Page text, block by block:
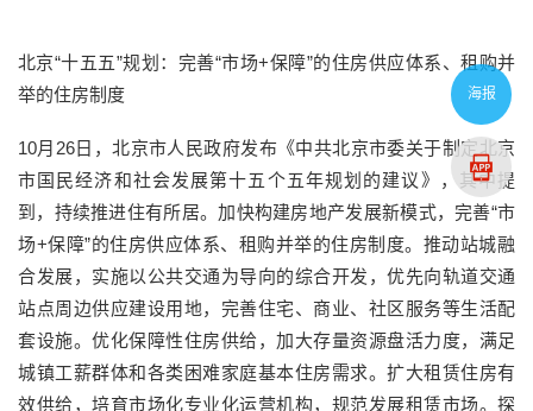
北京“十五五”规划：完善“市场+保障”的住房供应体系、租购并
举的住房制度
10月26日，北京市人民政府发布《中共北京市委关于制定北京
市国民经济和社会发展第十五个五年规划的建议》，其中提
到，持续推进住有所居。加快构建房地产发展新模式，完善“市
场+保障”的住房供应体系、租购并举的住房制度。推动站城融
合发展，实施以公共交通为导向的综合开发，优先向轨道交通
站点周边供应建设用地，完善住宅、商业、社区服务等生活配
套设施。优化保障性住房供给，加大存量资源盘活力度，满足
城镇工薪群体和各类困难家庭基本住房需求。扩大租赁住房有
效供给，培育市场化专业化运营机构，规范发展租赁市场。探
海报